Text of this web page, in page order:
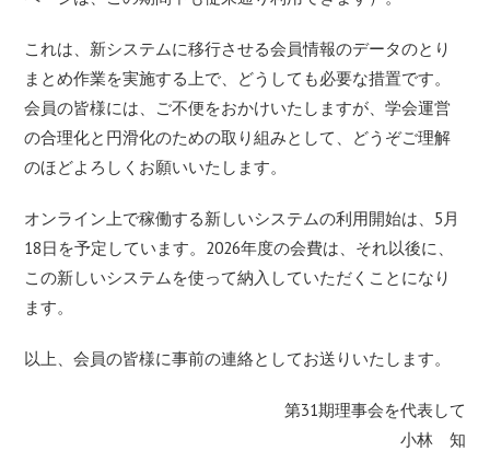
これは、新システムに移行させる会員情報のデータのとり
まとめ作業を実施する上で、どうしても必要な措置です。
会員の皆様には、 ご不便をおかけいたしますが、学会運営
の合理化と円滑化のための取り組みとして、どうぞご理解
のほどよろしくお願いいたします。
オンライン上で稼働する新しいシステムの利用開始は、5月
18日 を予定しています。2026年度の会費は、それ以後に、
この新しいシステムを使って納入していただくことになり
ます。
以上、会員の皆様に事前の連絡としてお送りいたします。
第31期理事会を代表して
小林 知